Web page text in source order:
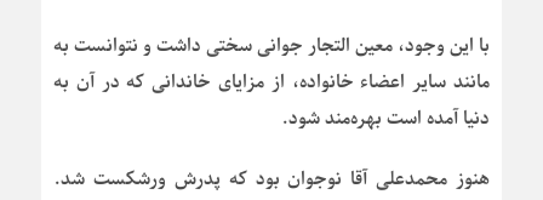
با این وجود، معین التجار جوانی سختی داشت و نتوانست به
مانند سایر اعضاء خانواده، از مزایای خاندانی که در آن به
دنیا آمده است بهره‌مند شود.
هنوز محمدعلی آقا نوجوان بود که پدرش ورشکست شد.